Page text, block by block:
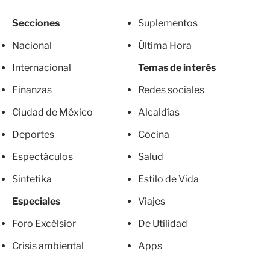
Secciones
Nacional
Internacional
Finanzas
Ciudad de México
Deportes
Espectáculos
Sintetika
Especiales
Foro Excélsior
Crisis ambiental
Suplementos
Última Hora
Temas de interés
Redes sociales
Alcaldías
Cocina
Salud
Estilo de Vida
Viajes
De Utilidad
Apps